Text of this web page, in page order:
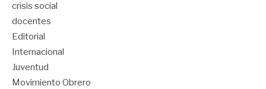
crisis social
docentes
Editorial
Internacional
Juventud
Movimiento Obrero